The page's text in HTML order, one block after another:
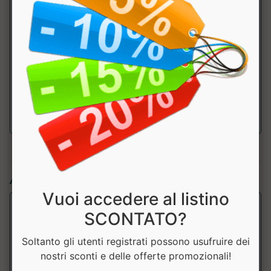
di cui GLA 36mg
Omega 9 50mg
di cui acido
oleico
50mg
Articoli simili:
Vuoi accedere al listino
SCONTATO?
Soltanto gli utenti registrati possono usufruire dei
nostri sconti e delle offerte promozionali!